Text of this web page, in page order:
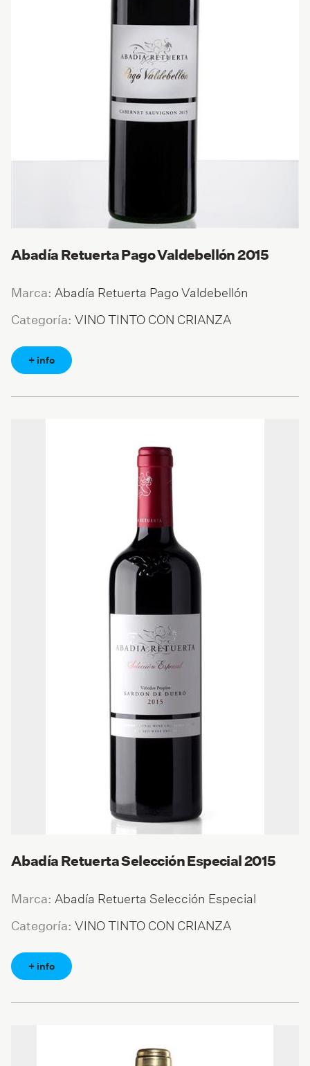
Abadía Retuerta Pago Valdebellón 2015
Marca: Abadía Retuerta Pago Valdebellón
Categoría: VINO TINTO CON CRIANZA
+ info
Abadía Retuerta Selección Especial 2015
Marca: Abadía Retuerta Selección Especial
Categoría: VINO TINTO CON CRIANZA
+ info